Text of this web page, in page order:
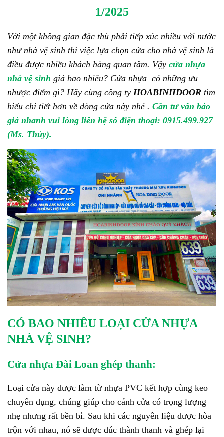
7.2. Quy trình thanh toán chia làm 3 đợt:
8. Thông tin liên hệ:
1/2025
Với một không gian đặc thù phải tiếp xúc nhiều với nước
như nhà vệ sinh thì việc lựa chọn cửa cho nhà vệ sinh là
điều được nhiều khách hàng quan tâm. Vậy cửa nhựa
nhà vệ sinh giá bao nhiêu? Cửa nhựa có những ưu
nhược điểm gì? Hãy cùng công ty HOABINHDOOR tìm
hiểu chi tiết hơn về dòng cửa này nhé . Cần tư vấn báo
giá nhanh vui lòng liên hệ số điện thoại: 0915.499.927
(Ms. Thủy).
CÓ BAO NHIÊU LOẠI CỬA NHỰA
NHÀ VỆ SINH?
Cửa nhựa Đài Loan ghép thanh:
Loại cửa này được làm từ nhựa PVC kết hợp cùng keo
chuyên dụng, chúng giúp cho cánh cửa có trọng lượng
nhẹ nhưng rất bền bỉ. Sau khi các nguyên liệu được hòa
trộn với nhau, nó sẽ được đúc thành thanh và ghép lại